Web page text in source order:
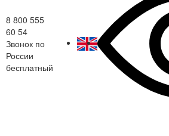
8 800 555
60 54
Звонок по
России
бесплатный